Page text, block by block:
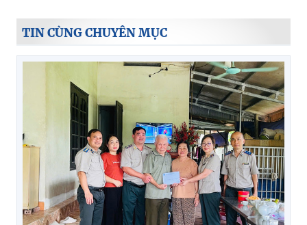
TIN CÙNG CHUYÊN MỤC